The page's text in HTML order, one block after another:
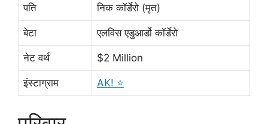
पति निक कॉर्डेरो (मृत)
बेटा एलविस एडुआर्डो कॉर्डेरो
नेट वर्थ $2 Million
इंस्टाग्राम AK! ⭐️